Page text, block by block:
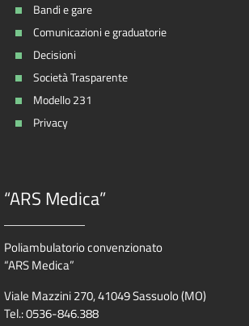
Bandi e gare
Comunicazioni e graduatorie
Decisioni
Società Trasparente
Modello 231
Privacy
“ARS Medica”
Poliambulatorio convenzionato
“ARS Medica”
Viale Mazzini 270, 41049 Sassuolo (MO)
Tel.: 0536-846.388